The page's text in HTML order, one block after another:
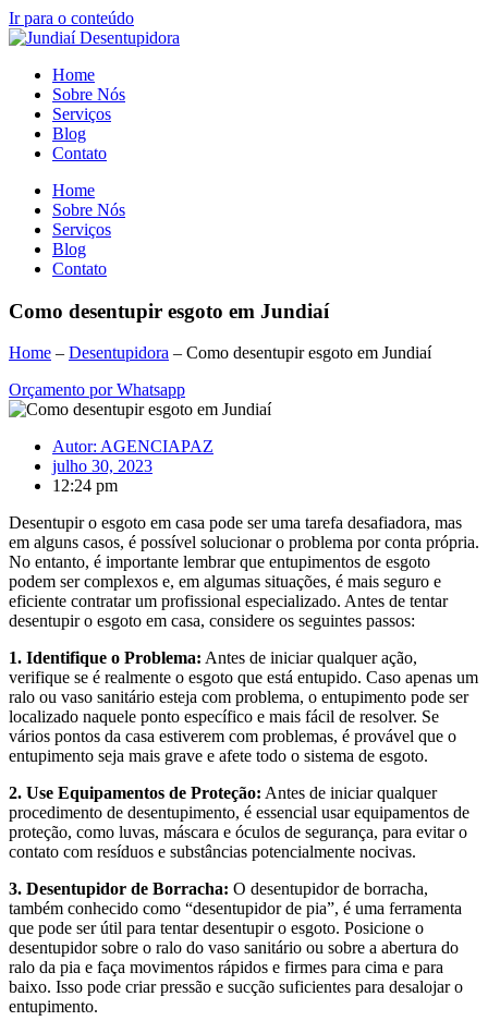
Ir para o conteúdo
Home
Sobre Nós
Serviços
Blog
Contato
Home
Sobre Nós
Serviços
Blog
Contato
Como desentupir esgoto em Jundiaí
Home – Desentupidora – Como desentupir esgoto em Jundiaí
Orçamento por Whatsapp
Autor: AGENCIAPAZ
julho 30, 2023
12:24 pm
Desentupir o esgoto em casa pode ser uma tarefa desafiadora, mas
em alguns casos, é possível solucionar o problema por conta própria.
No entanto, é importante lembrar que entupimentos de esgoto
podem ser complexos e, em algumas situações, é mais seguro e
eficiente contratar um profissional especializado. Antes de tentar
desentupir o esgoto em casa, considere os seguintes passos:
1. Identifique o Problema: Antes de iniciar qualquer ação,
verifique se é realmente o esgoto que está entupido. Caso apenas um
ralo ou vaso sanitário esteja com problema, o entupimento pode ser
localizado naquele ponto específico e mais fácil de resolver. Se
vários pontos da casa estiverem com problemas, é provável que o
entupimento seja mais grave e afete todo o sistema de esgoto.
2. Use Equipamentos de Proteção: Antes de iniciar qualquer
procedimento de desentupimento, é essencial usar equipamentos de
proteção, como luvas, máscara e óculos de segurança, para evitar o
contato com resíduos e substâncias potencialmente nocivas.
3. Desentupidor de Borracha: O desentupidor de borracha,
também conhecido como “desentupidor de pia”, é uma ferramenta
que pode ser útil para tentar desentupir o esgoto. Posicione o
desentupidor sobre o ralo do vaso sanitário ou sobre a abertura do
ralo da pia e faça movimentos rápidos e firmes para cima e para
baixo. Isso pode criar pressão e sucção suficientes para desalojar o
entupimento.